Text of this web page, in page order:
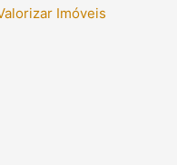
Imóveis